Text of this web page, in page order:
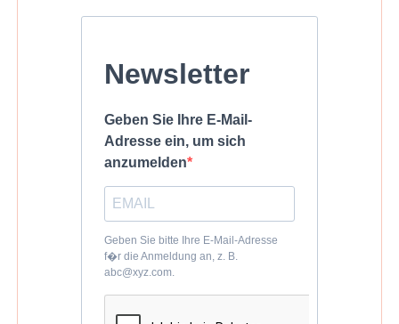
Newsletter
Geben Sie Ihre E-Mail-
Adresse ein, um sich
anzumelden
Geben Sie bitte Ihre E-Mail-Adresse
f�r die Anmeldung an, z. B.
abc@xyz.com.